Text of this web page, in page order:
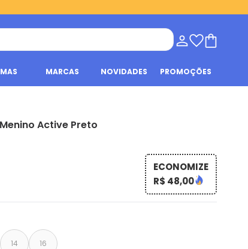
MARCAS NOVIDADES PROMOÇÕES
Active Preto
ECONOMIZE
R$ 48,00
14 16